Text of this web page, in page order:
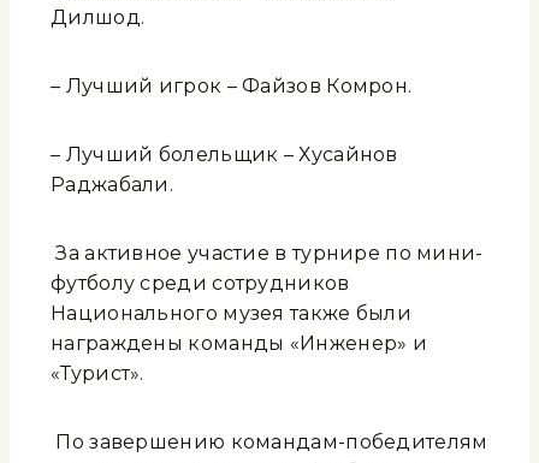
Дилшод.
– Лучший игрок – Файзов Комрон.
– Лучший болельщик – Хусайнов
Раджабали.
За активное участие в турнире по мини-
футболу среди сотрудников
Национального музея также были
награждены команды «Инженер» и
«Турист».
По завершению командам-победителям